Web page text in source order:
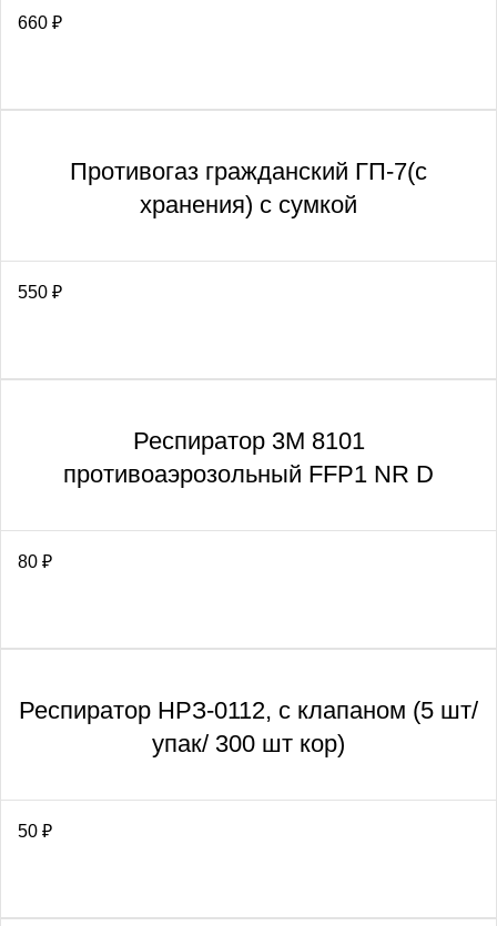
660 ₽
Противогаз гражданский ГП-7(с
хранения) с сумкой
550 ₽
Респиратор 3М 8101
противоаэрозольный FFP1 NR D
80 ₽
Респиратор НРЗ-0112, с клапаном (5 шт/
упак/ 300 шт кор)
50 ₽